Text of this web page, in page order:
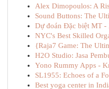
Alex Dimopoulos: A
Sound Buttons: The
Dự đoán Đặc biệt MT -
NYC's Best Skilled
{Raja7 Game: The
H2O Studio: Jasa
Yono Rummy Apps -
SL1955: Echoes of a
Best yoga center in